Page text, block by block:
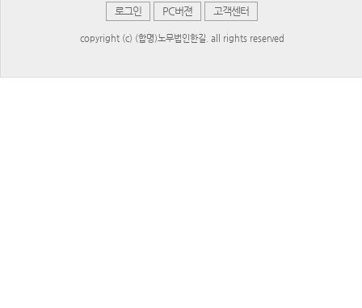
로그인 PC버젼 고객센터
copyright (c) (합명)노무법인한길. all rights reserved